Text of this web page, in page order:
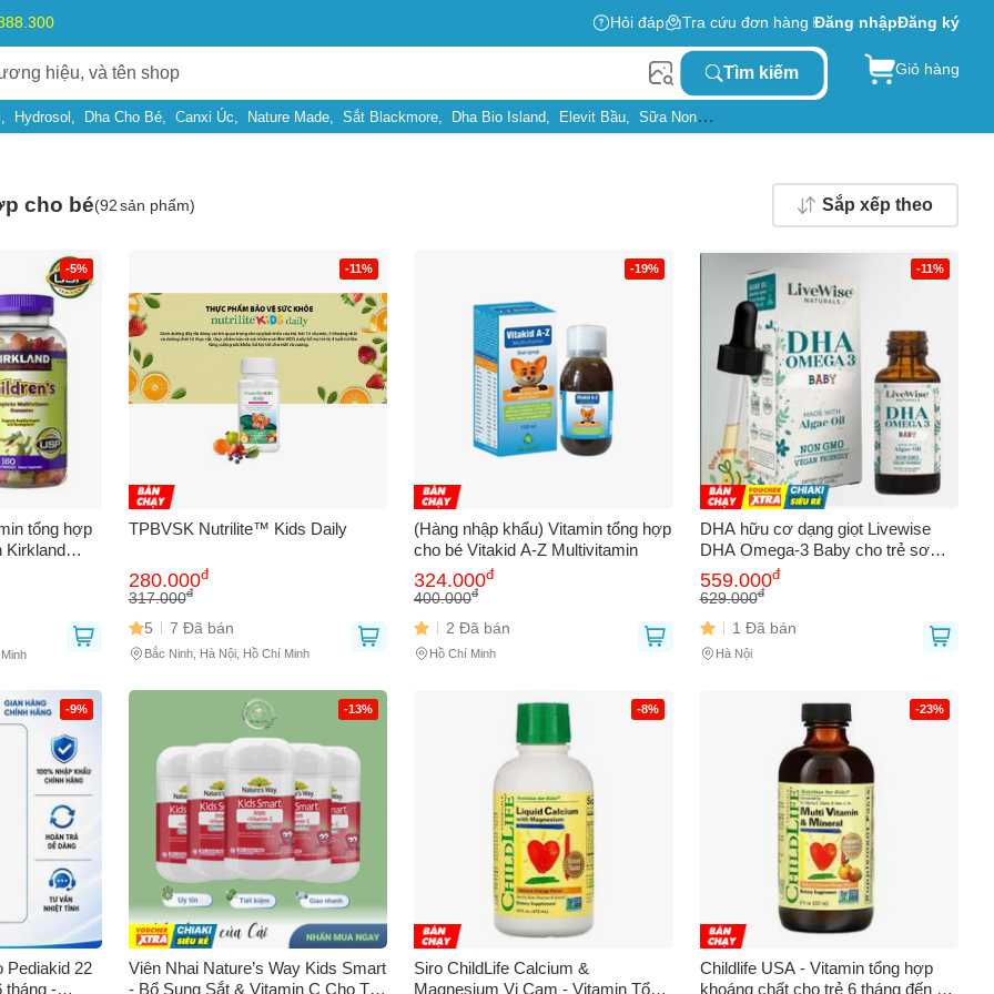
Hỏi đáp Tra cứu đơn hàng Đăng nhậpĐăng ký
Tìm kiếm
Hydrosol Dha Cho Bé Canxi Úc Nature Made Sắt Blackmore Dha Bio Island Elevit Bầu
Sữa Non
Giỏ hàng
cho bé(92 sản phẩm) Sắp xếp theo
-5%
tổng hợp
Kirkland
viên,
-11%
TPBVSK Nutrilite™ Kids Daily
280.000đ
317.000đ
5 7 Đã bán
Bắc Ninh, Hà Nội, Hồ Chí Minh
-19%
(Hàng nhập khẩu) Vitamin tổng hợp
cho bé Vitakid A-Z Multivitamin
324.000đ
400.000đ
2 Đã bán
Hồ Chí Minh
-11%
DHA hữu cơ dạng giọt Livewise
DHA Omega-3 Baby cho trẻ sơ
sinh và trẻ em, 30ml
559.000đ
629.000đ
1 Đã bán
Hà Nội
-9%
Pediakid 22
tháng -
-13%
Viên Nhai Nature’s Way Kids Smart
- Bổ Sung Sắt & Vitamin C Cho Trẻ
-8%
Siro ChildLife Calcium &
Magnesium Vị Cam - Vitamin Tổng
-23%
Childlife USA - Vitamin tổng hợp
khoáng chất cho trẻ 6 tháng đến 12
Hãy báo lỗi cho chúng tôi. Hoặc gọi cho chúng tôi qua số
(*)
(*)